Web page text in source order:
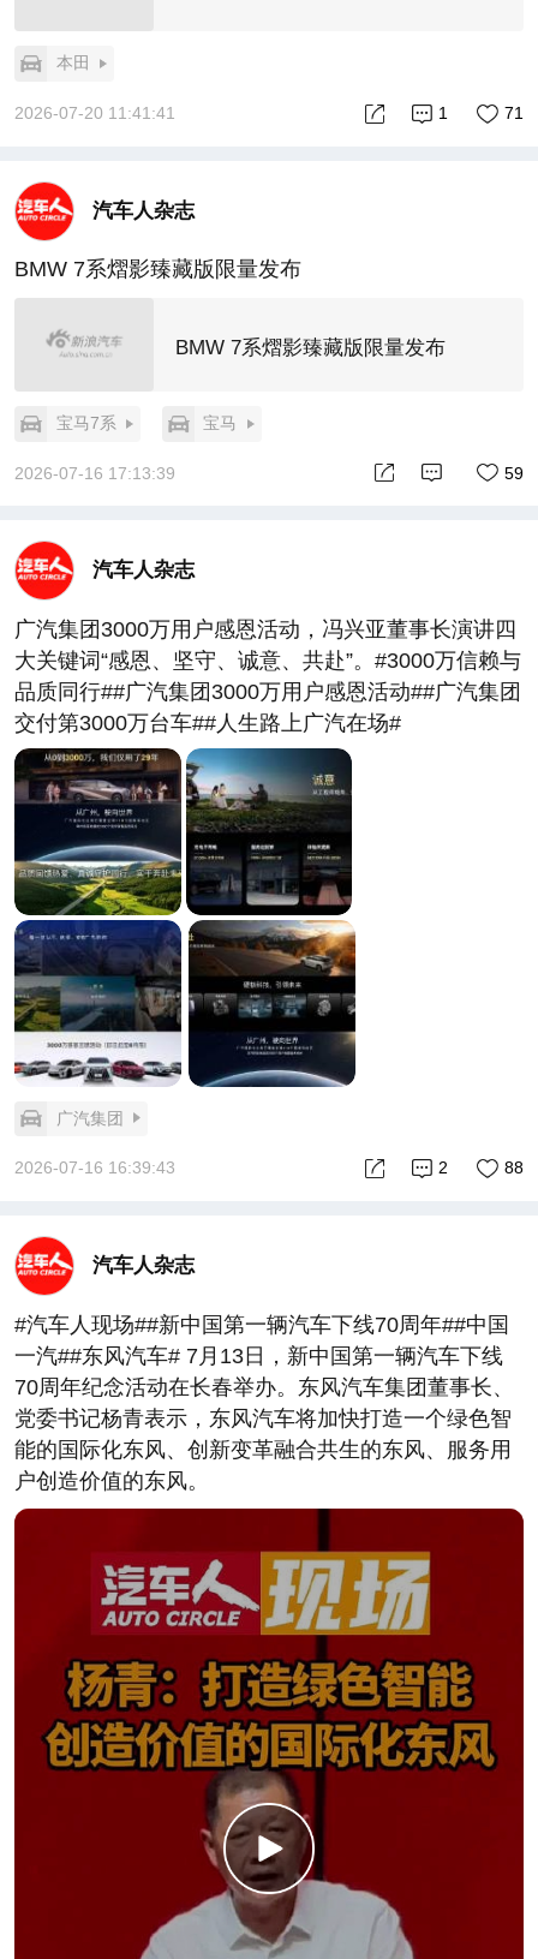
本田
2026-07-20 11:41:41 71
1
汽车人杂志
BMW 7系熠影臻藏版限量发布
BMW 7系熠影臻藏版限量发布
宝马7系 宝马
2026-07-16 17:13:39 59
汽车人杂志
广汽集团3000万用户感恩活动，冯兴亚董事长演讲四
大关键词“感恩、坚守、诚意、共赴”。#3000万信赖与
品质同行##广汽集团3000万用户感恩活动##广汽集团
交付第3000万台车##人生路上广汽在场#
广汽集团
2026-07-16 16:39:43 88
2
汽车人杂志
#汽车人现场##新中国第一辆汽车下线70周年##中国
一汽##东风汽车# 7月13日，新中国第一辆汽车下线
70周年纪念活动在长春举办。东风汽车集团董事长、
党委书记杨青表示，东风汽车将加快打造一个绿色智
能的国际化东风、创新变革融合共生的东风、服务用
户创造价值的东风。